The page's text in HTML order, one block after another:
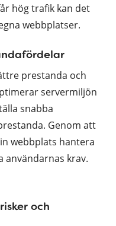
hög trafik kan det
webbplatser.
prestanda och
servermiljön
snabba
Genom att
webbplats hantera
krav.
och